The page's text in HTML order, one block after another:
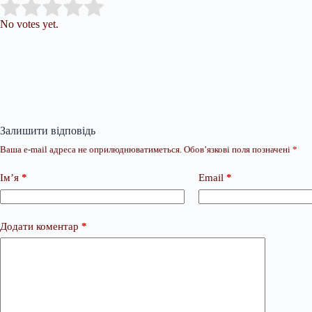
Rate this item:
No votes yet.
Залишити відповідь
Ваша e-mail адреса не оприлюднюватиметься. Обов’язкові поля позначені *
Ім’я * Email *
Додати коментар *